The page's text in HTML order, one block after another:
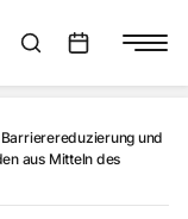
Gera
Suchleiste anzeigen
und
aus Mitteln des